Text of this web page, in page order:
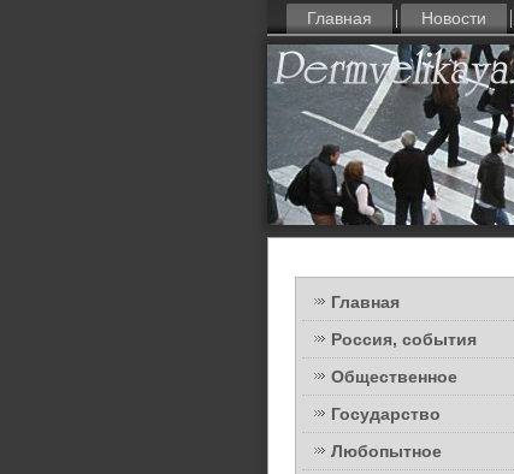
Главная Новости
Главная
Россия, события
Общественное
Государство
Любопытное